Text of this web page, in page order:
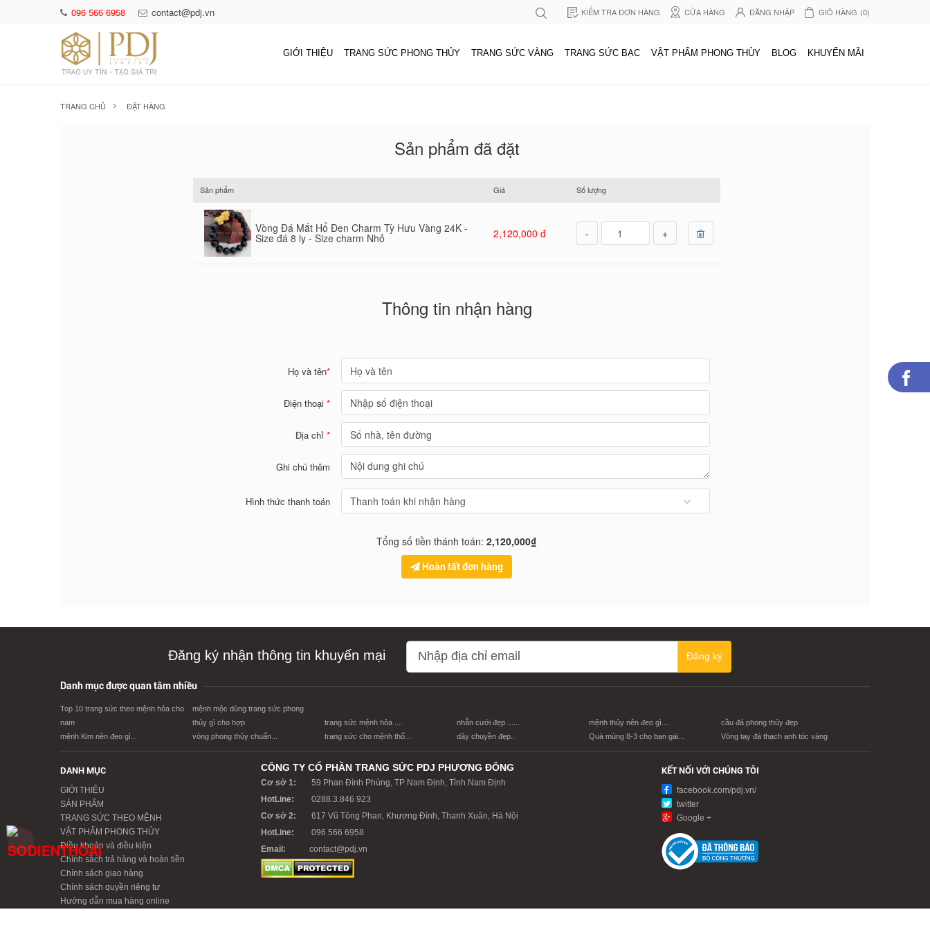
096 566 6958 contact@pdj.vn KIỂM TRA ĐƠN HÀNG CỬA HÀNG ĐĂNG NHẬP GIỎ HÀNG (0)
GIỚI THIỆU TRANG SỨC PHONG THỦY TRANG SỨC VÀNG TRANG SỨC BẠC VẬT PHẨM PHONG THỦY BLOG KHUYẾN MÃI
TRANG CHỦ ĐẶT HÀNG
Sản phẩm đã đặt
Sản phẩm Giá Số lượng
Vòng Đá Mắt Hổ Đen Charm Tỳ Hưu Vàng 24K -
Size đá 8 ly - Size charm Nhỏ 2,120,000 đ - +
Thông tin nhận hàng
Họ và tên*
Điện thoại*
Địa chỉ*
Ghi chú thêm
Hình thức thanh toán
Tổng số tiền thánh toán:2,120,000₫
Hoàn tất đơn hàng
Đăng ký nhận thông tin khuyến mại Đăng ký
Danh mục được quan tâm nhiều
Top 10 trang sức theo mệnh hỏa cho
nam
mệnh mộc dùng trang sức phong
thủy gì cho hợp
trang sức mệnh hỏa .... nhẫn cưới đẹp ...... mệnh thủy nên đeo gì....
cầu đá phong thủy đẹp
mệnh Kim nên đeo gì...
vòng phong thủy chuẩn... trang sức cho mệnh thổ... dây chuyền đẹp.. Quà mùng 8-3 cho bạn gái... Vòng tay đá thạch anh tóc vàng
DANH MỤC
GIỚI THIỆU
SẢN PHẨM
TRANG SỨC THEO MỆNH
VẬT PHẨM PHONG THỦY
Điều khoản và điều kiện
Chính sách trả hàng và hoàn tiền
Chính sách giao hàng
Chính sách quyền riêng tư
Hướng dẫn mua hàng online
CÔNG TY CỔ PHẦN TRANG SỨC PDJ PHƯƠNG ĐÔNG
Cơ sở 1:
59 Phan Đình Phùng, TP Nam Định, Tỉnh Nam Định
HotLine:
0288.3.846 923
Cơ sở 2:
617 Vũ Tông Phan, Khương Đình, Thanh Xuân, Hà Nội
HotLine:
096 566 6958
Email:
contact@pdj.vn
KẾT NỐI VỚI CHÚNG TÔI
facebook.com/pdj.vn/
twitter
Google +